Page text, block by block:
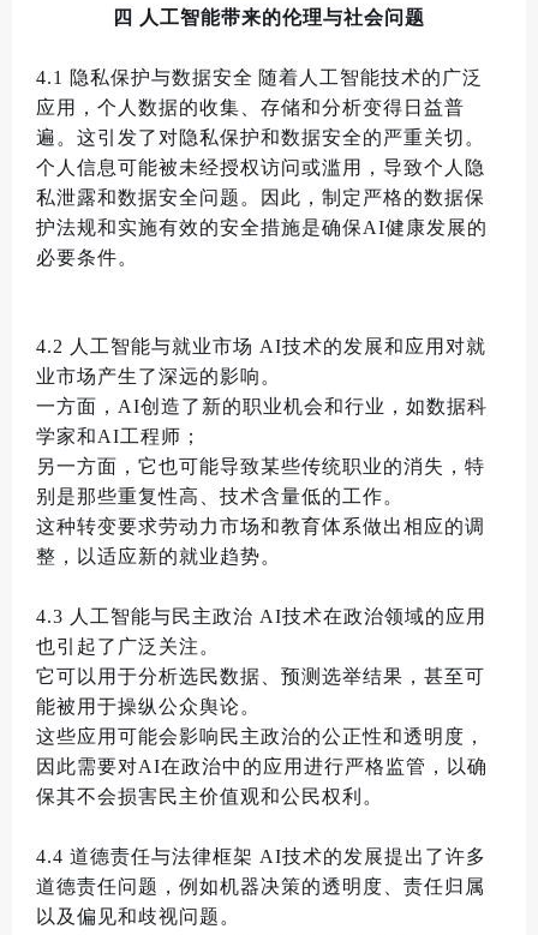
四 人工智能带来的伦理与社会问题
4.1 隐私保护与数据安全 随着人工智能技术的广泛
应用
， 个人数据的收集
存储和分析变得日益普
遍 。 这引发了对隐私保护和数据安全的严重关切 。
个人信息可能被未经授权访问或滥用
， 导致个人隐
私泄露和数据安全问题 。 因此 ， 制定严格的数据保
护法规和实施有效的安全措施是确保AI健康发展的
必要条件。
4.2 人工智能与就业市场 AI技术的发展和应用对就
业市场产生了深远的影响 。
一方面 ， AI创造了新的职业机会和行业 ， 如数据科
学家和AI工程师 ；
另一方面 ， 它也可能导致某些传统职业的消失 ， 特
别是那些重复性高
技术含量低的工作。
这种转变要求劳动力市场和教育体系做出相应的调
整 ， 以适应新的就业趋势。
4.3 人工智能与民主政治 AI技术在政治领域的应用
也引起了广泛关注 。
它可以用于分析选民数据
预测选举结果 ， 甚至可
能被用于操纵公众舆论。
这些应用可能会影响民主政治的公正性和透明度 ，
因此需要对AI在政治中的应用进行严格监管 ，
以确
保其不会损害民主价值观和公民权利 。
4.4 道德责任与法律框架 AI技术的发展提出了许多
道德责任问题 ， 例如机器决策的透明度
责任归属
以及偏见和歧视问题 。